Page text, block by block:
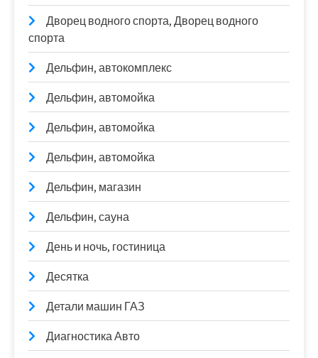
Дворец водного спорта, Дворец водного
спорта
Дельфин, автокомплекс
Дельфин, автомойка
Дельфин, автомойка
Дельфин, автомойка
Дельфин, магазин
Дельфин, сауна
День и ночь, гостиница
Десятка
Детали машин ГАЗ
Диагностика Авто